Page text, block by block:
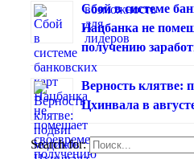
Сбой в системе
Нацбанка не
получению
Верность клятве:
Цхинвала в
Search for: